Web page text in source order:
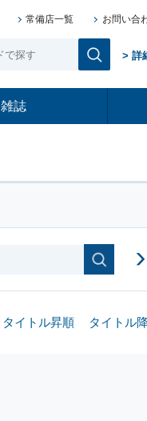
常備店一覧 お問い合
> 詳
雑誌
タイトル昇順 タイトル